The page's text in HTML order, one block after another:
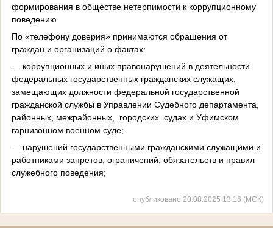
формирования в обществе нетерпимости к коррупционному
поведению.
По «телефону доверия» принимаются обращения от
граждан и организаций о фактах:
— коррупционных и иных правонарушений в деятельности
федеральных государственных гражданских служащих,
замещающих должности федеральной государственной
гражданской службы в Управлении Судебного департамента,
районных, межрайонных, городских судах и Уфимском
гарнизонном военном суде;
— нарушений государственными гражданскими служащими и
работниками запретов, ограничений, обязательств и правил
служебного поведения;
опубликовано 20.08.2025 13:16 (МСК)